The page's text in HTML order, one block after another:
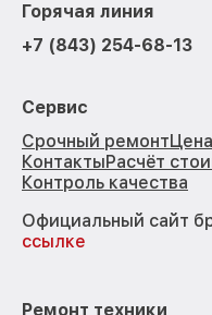
Горячая линия
+7 (843) 254-68-13
Сервис
Срочный ремонт
КонтактыРасчёт
Контроль качества
Официальный сайт
ссылке
Ремонт техники